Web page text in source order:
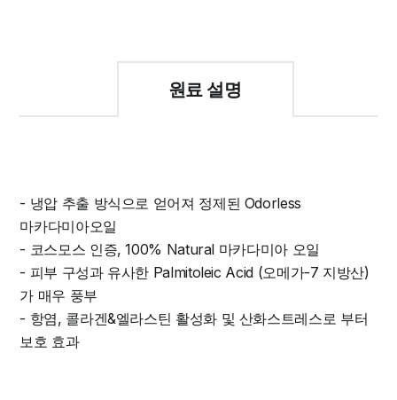
원료 설명
- 냉압 추출 방식으로 얻어져 정제된 Odorless
마카다미아오일
- 코스모스 인증, 100% Natural 마카다미아 오일
- 피부 구성과 유사한 Palmitoleic Acid (오메가-7 지방산)
가 매우 풍부
- 항염, 콜라겐&엘라스틴 활성화 및 산화스트레스로 부터
보호 효과